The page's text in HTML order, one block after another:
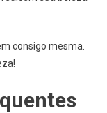
consigo mesma.